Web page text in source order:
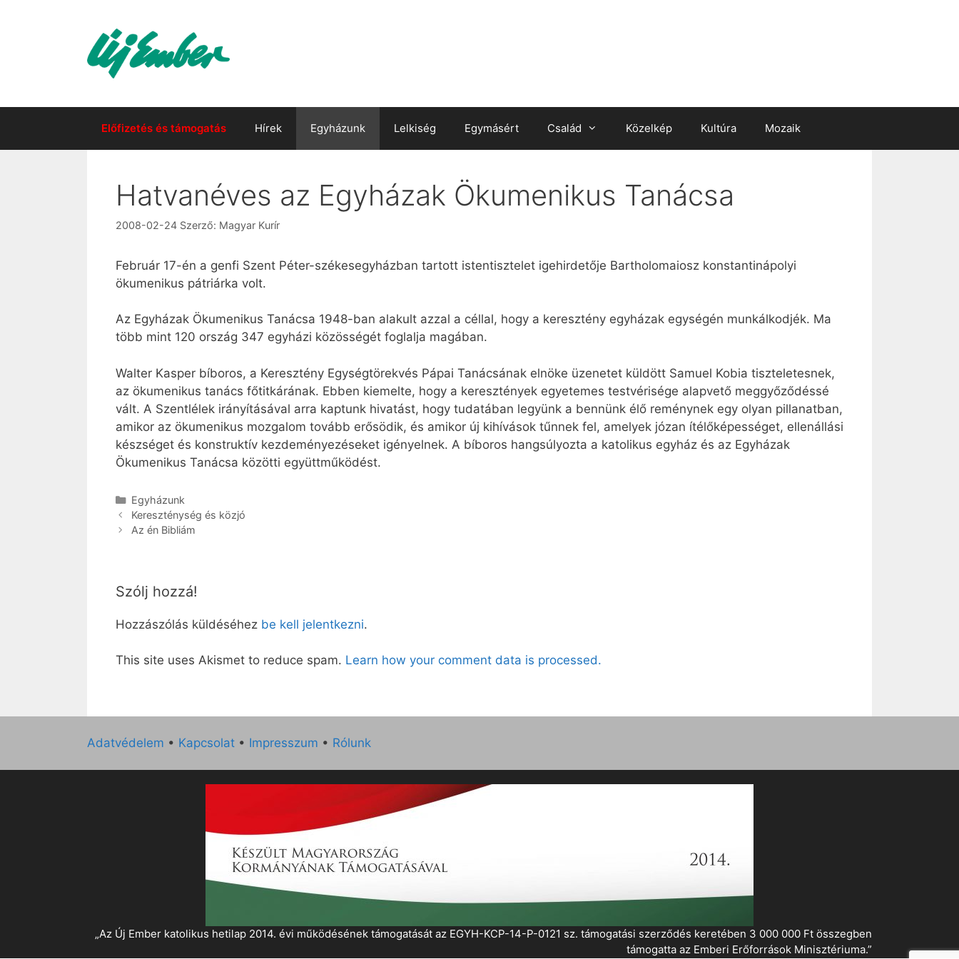
Előfizetés és támogatás Hírek Egyházunk Lelkiség Egymásért Család Közelkép Kultúra Mozaik
Hatvanéves az Egyházak Ökumenikus Tanácsa
2008-02-24 Szerző: Magyar Kurír
Február 17-én a genfi Szent Péter-székesegyházban tartott istentisztelet igehirdetője Bartholomaiosz konstantinápolyi
ökumenikus pátriárka volt.
Az Egyházak Ökumenikus Tanácsa 1948-ban alakult azzal a céllal, hogy a keresztény egyházak egységén munkálkodjék. Ma
több mint 120 ország 347 egyházi közösségét foglalja magában.
Walter Kasper bíboros, a Keresztény Egységtörekvés Pápai Tanácsának elnöke üzenetet küldött Samuel Kobia tiszteletesnek,
az ökumenikus tanács főtitkárának. Ebben kiemelte, hogy a keresztények egyetemes testvérisége alapvető meggyőződéssé
vált. A Szentlélek irányításával arra kaptunk hivatást, hogy tudatában legyünk a bennünk élő reménynek egy olyan pillanatban,
amikor az ökumenikus mozgalom tovább erősödik, és amikor új kihívások tűnnek fel, amelyek józan ítélőképességet, ellenállási
készséget és konstruktív kezdeményezéseket igényelnek. A bíboros hangsúlyozta a katolikus egyház és az Egyházak
Ökumenikus Tanácsa közötti együttműködést.
Kategória
Egyházunk
Kereszténység és közjó
Az én Bibliám
Szólj hozzá!
Hozzászólás küldéséhez be kell jelentkezni.
This site uses Akismet to reduce spam. Learn how your comment data is processed.
Adatvédelem • Kapcsolat • Impresszum • Rólunk
„Az Új Ember katolikus hetilap 2014. évi működésének támogatását az EGYH-KCP-14-P-0121 sz. támogatási szerződés keretében 3 000 000 Ft összegben
támogatta az Emberi Erőforrások Minisztériuma.”